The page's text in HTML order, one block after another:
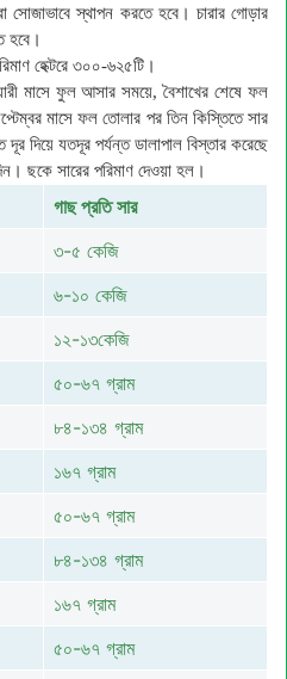
সোজাভাবে স্থাপন করতে হবে। চারার গোড়ার
হবে।
হেক্টরে ৩০০-৬২৫টি।
মাসে ফুল আসার সময়ে, বৈশাখের শেষে ফল
মাসে ফল তোলার পর তিন কিস্তিতে সার
দিয়ে যতদূর পর্যন্ত ডালাপাল বিস্তার করেছে
ছকে সারের পরিমাণ দেওয়া হল।
গাছ প্রতি সার
৩-৫ কেজি
৬-১০ কেজি
১২-১৩কেজি
৫০-৬৭ গ্রাম
৮৪-১৩৪ গ্রাম
১৬৭ গ্রাম
৫০-৬৭ গ্রাম
৮৪-১৩৪ গ্রাম
১৬৭ গ্রাম
৫০-৬৭ গ্রাম